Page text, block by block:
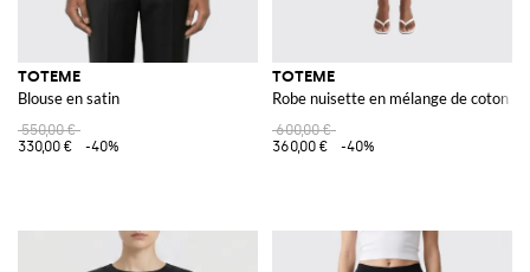
TOTEME
Blouse en satin
550,00 €
330,00 €
-40%
TOTEME
Robe nuisette en mélange de coton
600,00 €
360,00 €
-40%